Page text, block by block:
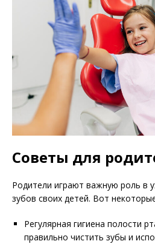
Советы для
Родители играют важную роль в
зубов своих детей. Вот
Регулярная гигиена полости
правильно чистить зубы и